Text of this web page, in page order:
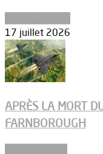
17 juillet 2026
APRÈS LA MORT
FARNBOROUGH